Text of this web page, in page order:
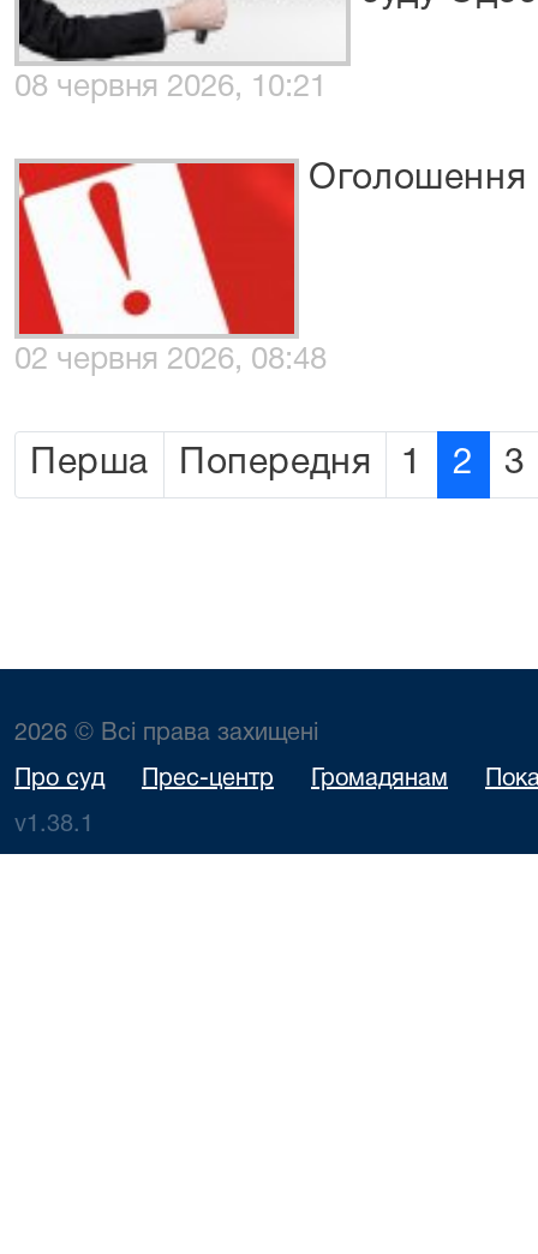
08 червня 2026, 10:21
Оголошення
02 червня 2026, 08:48
Перша Попередня 1 2 3
2026 © Всі права захищені
Про суд Прес-центр Громадянам
v1.38.1